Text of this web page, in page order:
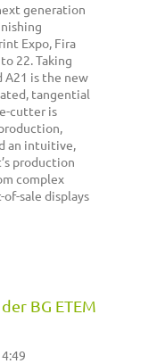
generation
Expo, Fira
22. Taking
A21 is the new
tangential
cutter is
an intuitive,
production
complex
sale displays
BG ETEM